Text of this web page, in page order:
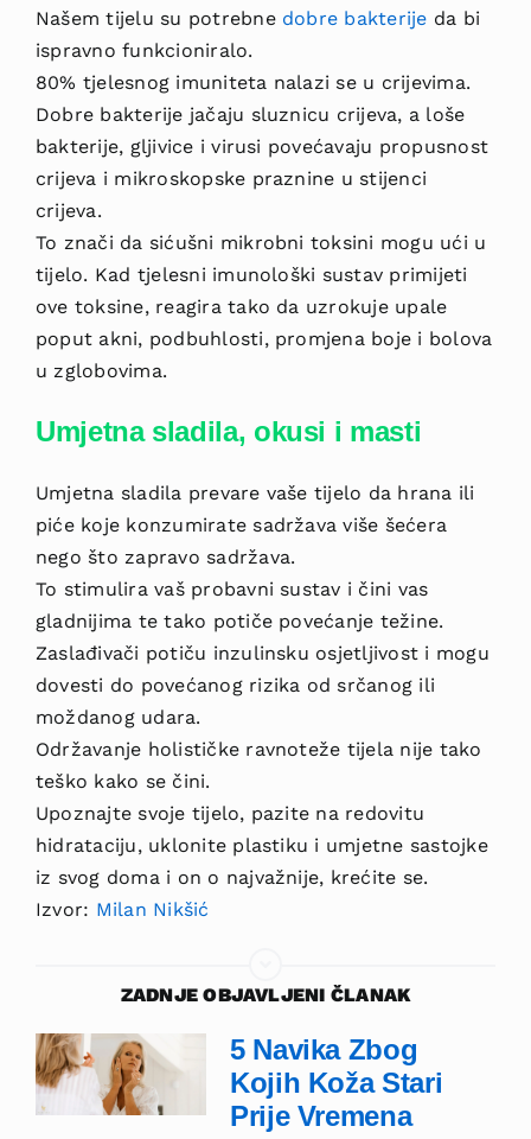
Našem tijelu su potrebne dobre bakterije da bi
ispravno funkcioniralo.
80% tjelesnog imuniteta nalazi se u crijevima.
Dobre bakterije jačaju sluznicu crijeva, a loše
bakterije, gljivice i virusi povećavaju propusnost
crijeva i mikroskopske praznine u stijenci
crijeva.
To znači da sićušni mikrobni toksini mogu ući u
tijelo. Kad tjelesni imunološki sustav primijeti
ove toksine, reagira tako da uzrokuje upale
poput akni, podbuhlosti, promjena boje i bolova
u zglobovima.
Umjetna sladila, okusi i masti
Umjetna sladila prevare vaše tijelo da hrana ili
piće koje konzumirate sadržava više šećera
nego što zapravo sadržava.
To stimulira vaš probavni sustav i čini vas
gladnijima te tako potiče povećanje težine.
Zaslađivači potiču inzulinsku osjetljivost i mogu
dovesti do povećanog rizika od srčanog ili
moždanog udara.
Održavanje holističke ravnoteže tijela nije tako
teško kako se čini.
Upoznajte svoje tijelo, pazite na redovitu
hidrataciju, uklonite plastiku i umjetne sastojke
iz svog doma i on o najvažnije, krećite se.
Izvor: Milan Nikšić
ZADNJE OBJAVLJENI ČLANAK
5 Navika Zbog
Kojih Koža Stari
Prije Vremena